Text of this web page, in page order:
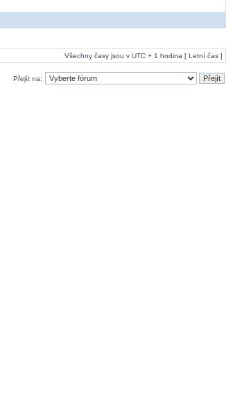
Všechny časy jsou v UTC + 1 hodina [ Letní čas ]
Přejít na: